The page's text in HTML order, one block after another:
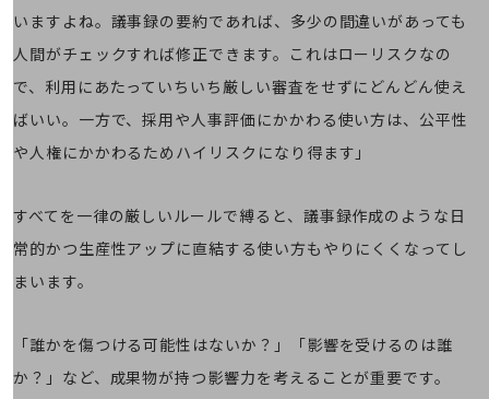
お役立ち資料ダウンロード
トレンド記事特集
中堅中小企業向け
サービス・ソリューション
課題やニーズに合ったサービスをご紹介し、
お悩みから見つけるTOP
ネットワーク
バックオフィス
リモート・ハイブリッドワーク
いますよね。議事録の要約であれば、多少の間違いがあっても
人間がチェックすれば修正できます。これはローリスクなの
で、利用にあたっていちいち厳しい審査をせずにどんどん使え
ばいい。一方で、採用や人事評価にかかわる使い方は、公平性
や人権にかかわるためハイリスクになり得ます」
すべてを一律の厳しいルールで縛ると、議事録作成のような日
常的かつ生産性アップに直結する使い方もやりにくくなってし
まいます。
「誰かを傷つける可能性はないか？」「影響を受けるのは誰
か？」など、成果物が持つ影響力を考えることが重要です。